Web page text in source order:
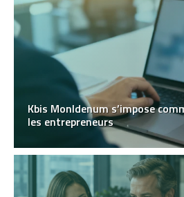
Kbis MonIdenum s’impose
les entrepreneurs